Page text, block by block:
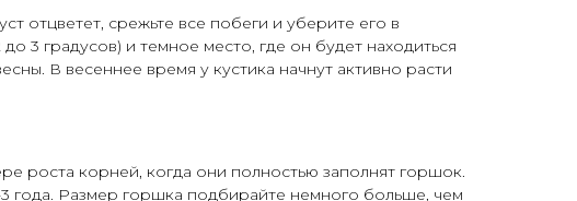
отцветет, срежьте все побеги и уберите его в
3 градусов) и темное место, где он будет находиться
В весеннее время у кустика начнут активно расти
роста корней, когда они полностью заполнят горшок.
года. Размер горшка подбирайте немного больше, чем